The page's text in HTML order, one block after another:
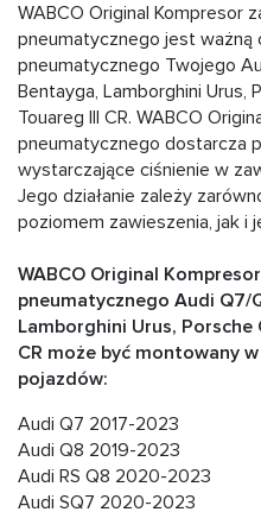
WABCO Original Kompresor
pneumatycznego jest ważną
pneumatycznego Twojego
Bentayga, Lamborghini Urus,
Touareg III CR. WABCO
pneumatycznego dostarcza
wystarczające ciśnienie w
Jego działanie zależy
poziomem zawieszenia, jak i
WABCO Original
pneumatycznego Audi Q7/
Lamborghini Urus, Porsche
CR może być montowany
pojazdów:
Audi Q7 2017-2023
Audi Q8 2019-2023
Audi RS Q8 2020-2023
Audi SQ7 2020-2023